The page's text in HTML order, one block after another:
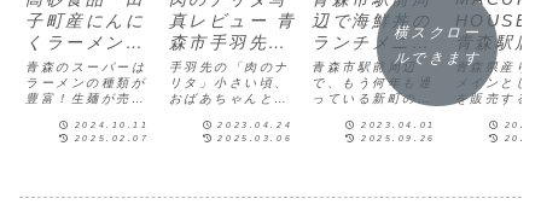
子町産にんに
くラーメン
（みそ味）」
【レビュー】
常温OKだから
お土産にもお
青森のスーパーは
ラーメンの種類が
豊富！生麺が売っ
ーでいつも気にな
っている高砂食品
2024.10.11
2025.02.07
真レビュー 青
森市手羽先テ
イクアウト 安
い美味しい人
気の青森でし
か食べられな
手羽先の「肉のナ
リタ」小さい頃、
おばあちゃんと新
に行くと必ず買う
青森でしか食べら
2023.04.24
2025.03.06
辺で海鮮丼の
ランチメニュ
ーが安いうま
い青森名物グ
ルメ店といえ
ば居酒屋弁
て子供もOK
青森市駅前周辺
で、もう何年も通
っている新町のラ
ます。ぱぱ春休み
で天気もいいか
2023.04.01
2025.09.26
HOUSE
青森駅店
ップルパ
美味しい
森市イン
映えス
青森県産り
メインとし
を販売する
HOUSE
森駅店」。
横スクロー
ルできます